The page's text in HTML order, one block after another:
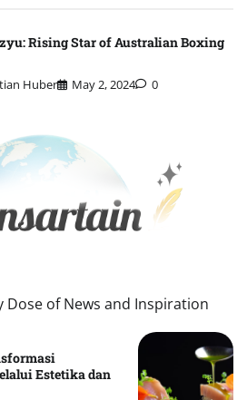
Rising Star of Australian Boxing
Huber May 2, 2024 0
Dose of News and Inspiration
Estetika dan